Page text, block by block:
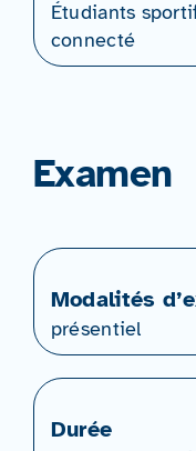
Étudiants
connecté
Examen
Modalités
présentiel
Durée